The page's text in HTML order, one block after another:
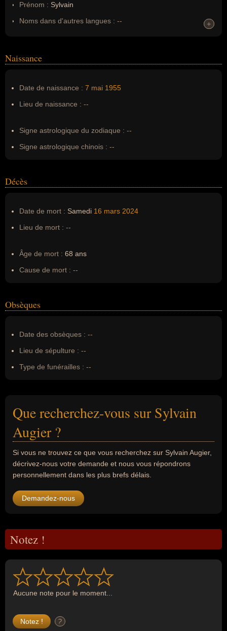
Prénom : Sylvain
Noms dans d'autres langues : --
Nom de famille :Augier
+
+
Naissance
Date de naissance : 7 mai 1955
Lieu de naissance : --
Signe astrologique du zodiaque : --
Signe astrologique chinois : --
Décès
Date de mort : Samedi 16 mars 2024
Lieu de mort : --
Âge de mort : 68 ans
Cause de mort : --
Obsèques
Date des obsèques : --
Lieu de sépulture : --
Type de funérailles : --
Que recherchez-vous sur Sylvain
Augier ?
Si vous ne trouvez ce que vous recherchez sur Sylvain Augier,
décrivez-nous votre demande et nous vous répondrons
personnellement dans les plus brefs délais.
Demandez-nous
Notez !
Aucune note pour le moment...
?